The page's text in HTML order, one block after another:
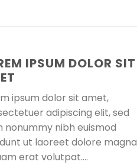
IPSUM DOLOR SIT
ipsum dolor sit amet,
adipiscing elit, sed
nonummy nibh euismod
ut laoreet dolore magna
erat volutpat….